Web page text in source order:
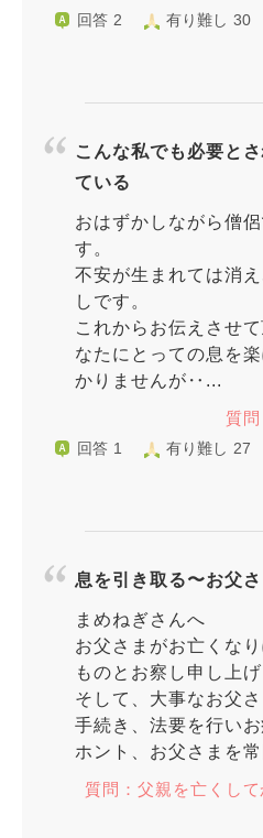
回答 2 有り難し 30
こんな私でも必要と
ている
おはずかしながら僧
す。
不安が生まれては消
しです。
これからお伝えさせ
なたにとっての息を
かりませんが‥...
質
回答 1 有り難し 27
息を引き取る〜お父
まめねぎさんへ
お父さまがお亡くな
ものとお察し申し上げ
そして、大事なお父
手続き、法要を行いお
ホント、お父さまを
質問：父親を亡くし